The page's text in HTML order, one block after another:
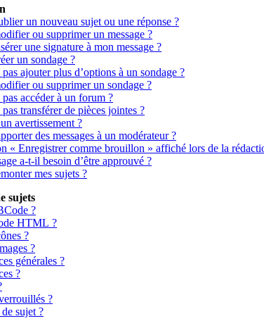
un nouveau sujet ou une réponse ?
ou supprimer un message ?
une signature à mon message ?
un sondage ?
ajouter plus d’options à un sondage ?
ou supprimer un sondage ?
accéder à un forum ?
transférer de pièces jointes ?
avertissement ?
des messages à un modérateur ?
« Enregistrer comme brouillon » affiché lors de la
a-t-il besoin d’être approuvé ?
mes sujets ?
sujets
?
HTML ?
?
?
générales ?
?
?
sujet ?